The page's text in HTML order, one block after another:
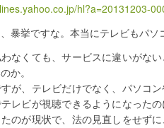
hl?a=20131203-
暴挙ですな。本当にテレビもパソ
なくても、サービスに違いがな
か。
が、テレビだけでなく、パソコ
レビが視聴できるようになった
のが現状で、法の見直しをせず